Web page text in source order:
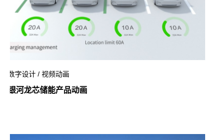
数字设计 / 视频动画
银河龙芯储能产品动画